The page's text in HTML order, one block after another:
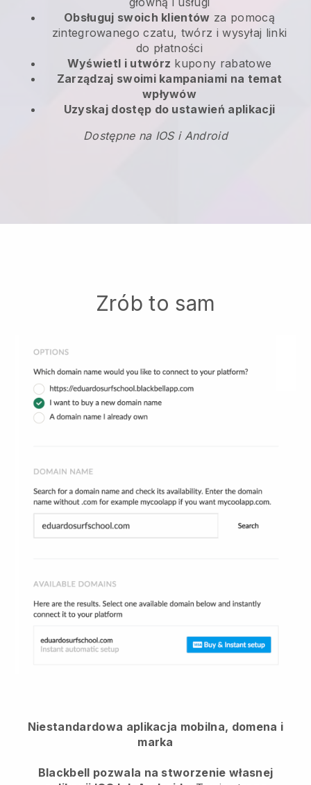
Obsługuj swoich klientów za pomocą
zintegrowanego czatu, twórz i wysyłaj linki
do płatności
Wyświetl i utwórz kupony rabatowe
Zarządzaj swoimi kampaniami na temat
wpływów
Uzyskaj dostęp do ustawień aplikacji
Dostępne na IOS i Android
Zrób to sam
Niestandardowa aplikacja mobilna, domena i
marka
Blackbell pozwala na stworzenie własnej